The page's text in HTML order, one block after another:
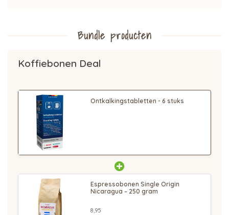
Bundle producten
Koffiebonen Deal
Ontkalkingstabletten - 6 stuks
Espressobonen Single Origin
Nicaragua – 250 gram
8,95